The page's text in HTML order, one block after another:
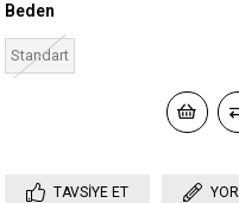
Beden
Standart
TAVSIYE ET